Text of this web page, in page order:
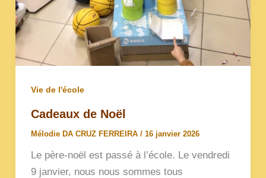
Vie de l'école
Cadeaux de Noël
Mélodie DA CRUZ FERREIRA / 16 janvier 2026
Le père-noël est passé à l’école. Le vendredi
9 janvier, nous nous sommes tous